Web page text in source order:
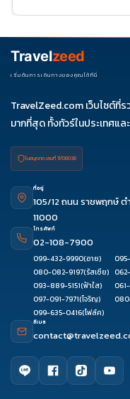
ม.ค. 70
01-06
Travelzeed
เริ่มต้นการเดินทางของคุณได้ที่นี่
TravelZeed.com เว็บไซต์ที่
มากที่สุด ทั้งทัวร์ในประเทศแล
ใบอนุญาต เลขที่ 11/08038
ที่อยู่
105/12 ถนน ราชพฤกษ์
11000
โทรศัพท์
02-108-7900
099-432-9990(อาย)
080-082-9197(รัสเซีย)
093-889-5151(ฟ้าใส)
097-091-7971(โจริญ)
099-635-0416(โฟล์ค)
อีเมล